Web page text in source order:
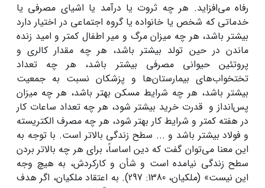
رفاه می‌افزاید. هر چه ثروت یا درآمد یا اشیای مصرفی یا
خدماتی که شخص یا خانواده یا گروه اجتماعی در اختیار دارد
بیشتر باشد، هر چه میزان مرگ و میر اطفال کمتر و امید زنده
ماندن در حین تولد بیشتر باشد، هر چه مقدار کالری و
پروتئین حیوانی مصرفی بیشتر باشد، هر چه تعداد
تختخواب‌های بیمارستان‌ها و پزشکان نسبت به جمعیت
بیشتر باشد، هر چه شرایط مسکن بهتر باشد، هر چه میزان
پس‌انداز و قدرت خرید بیشتر شود، هر چه تعداد ساعات کار
در هفته کمتر و شرایط کار بهتر شود، هر چه مصرف الکتریسته
و فولاد بیشتر باشد و ... سطح زندگی بالاتر است. با توجه به
این معنا می‌توان گفت که دین اساساً، برای هر چه بالاتر بردن
سطح زندگی نیامده‌ است و شأن و کارکردش، به هیچ وجه
این نیست» (ملکیان، 1380: 297). به اعتقاد ملکیان، اگر هدف